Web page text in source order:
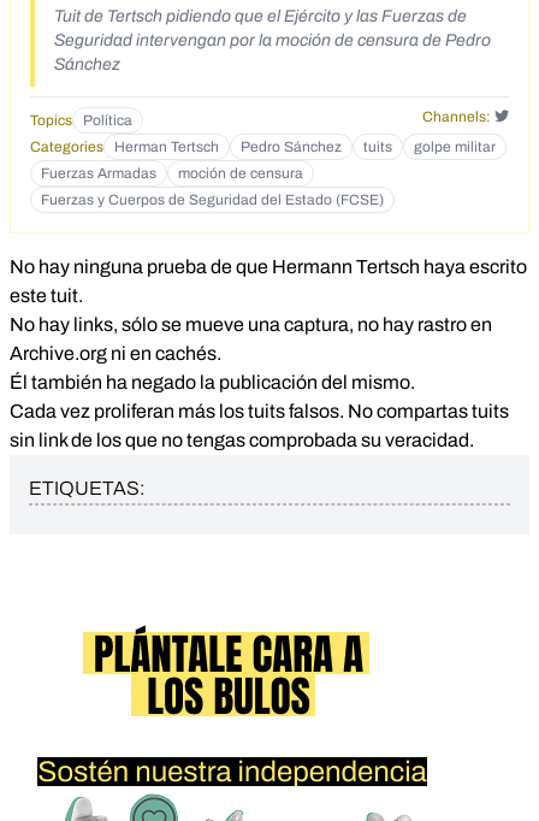
Tuit de Tertsch pidiendo que el Ejército y las Fuerzas de
Seguridad intervengan por la moción de censura de Pedro
Sánchez
Topics Política
Channels:
Categories
Herman Tertsch Pedro Sánchez tuits
golpe militar
Fuerzas Armadas
moción de censura
Fuerzas y Cuerpos de Seguridad​ del Estado (FCSE)
No hay ninguna prueba de que Hermann Tertsch haya escrito
este tuit.
No hay links, sólo se mueve una captura, no hay rastro en
Archive.org ni en cachés.
Él también ha negado la publicación del mismo.
Cada vez proliferan más los tuits falsos. No compartas tuits
sin link de los que no tengas comprobada su veracidad.
ETIQUETAS: